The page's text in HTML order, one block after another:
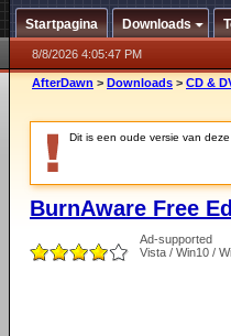
Startpagina Downloads
8/8/2026 4:05:47 PM
AfterDawn > Downloads > CD &
Dit is een oude versie van
BurnAware Free
Ad-supported
Vista / Win10 /